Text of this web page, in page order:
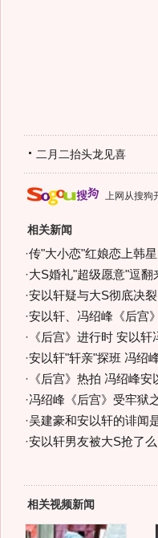
二月二抬头龙见喜
上网从搜狗
相关新闻
·传"大小恋"红娘恋上韩
·大S婚礼"超级愿意"逗
·安以轩疑与大S彻底决
·安以轩、冯绍峰《后宫
· 《后宫》进行时 安以
·安以轩"轩亲"探班 冯绍
· 《后宫》热拍 冯绍峰
·冯绍峰《后宫》受牢狱
·吴建豪和安以轩的诽闻
·安以轩男友被大S抢了么
相关视频新闻